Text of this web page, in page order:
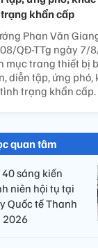
khẩn cấp
Phan Văn
QĐ-TTg ngày 7/
mục trang thiết bị
diễn tập, ứng phó,
trạng khẩn cấp.
quan tâm
sáng kiến
niên hội tụ tại
Quốc tế Thanh
2026